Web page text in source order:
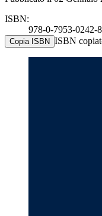
ISBN:
978-0-7953-0242-8
Copia ISBN ISBN